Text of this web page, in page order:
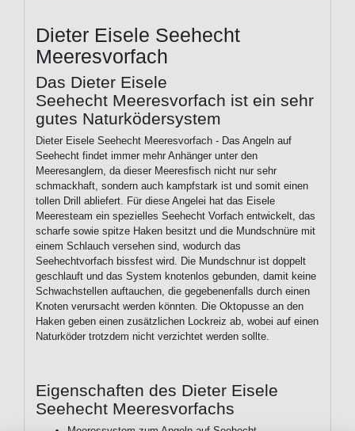
Dieter Eisele Seehecht
Meeresvorfach
Das Dieter Eisele
Seehecht Meeresvorfach ist ein sehr
gutes Naturködersystem
Dieter Eisele Seehecht Meeresvorfach - Das Angeln auf
Seehecht findet immer mehr Anhänger unter den
Meeresanglern, da dieser Meeresfisch nicht nur sehr
schmackhaft, sondern auch kampfstark ist und somit einen
tollen Drill abliefert. Für diese Angelei hat das Eisele
Meeresteam ein spezielles Seehecht Vorfach entwickelt, das
scharfe sowie spitze Haken besitzt und die Mundschnüre mit
einem Schlauch versehen sind, wodurch das
Seehechtvorfach bissfest wird. Die Mundschnur ist doppelt
geschlauft und das System knotenlos gebunden, damit keine
Schwachstellen auftauchen, die gegebenenfalls durch einen
Knoten verursacht werden könnten. Die Oktopusse an den
Haken geben einen zusätzlichen Lockreiz ab, wobei auf einen
Naturköder trotzdem nicht verzichtet werden sollte.
Eigenschaften des Dieter Eisele
Seehecht Meeresvorfachs